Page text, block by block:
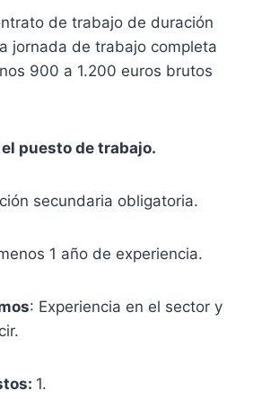
de trabajo de duración
jornada de trabajo completa
900 a 1.200 euros brutos
puesto de trabajo.
secundaria obligatoria.
1 año de experiencia.
: Experiencia en el sector y
1.